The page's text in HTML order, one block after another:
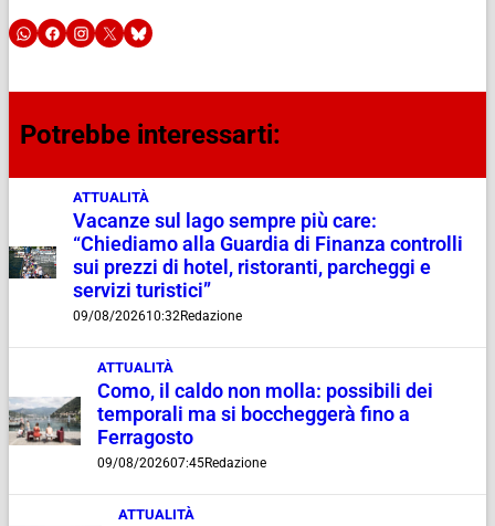
Potrebbe interessarti:
ATTUALITÀ
Vacanze sul lago sempre più care:
“Chiediamo alla Guardia di Finanza controlli
sui prezzi di hotel, ristoranti, parcheggi e
servizi turistici”
09/08/202610:32Redazione
ATTUALITÀ
Como, il caldo non molla: possibili dei
temporali ma si boccheggerà fino a
Ferragosto
09/08/202607:45Redazione
ATTUALITÀ